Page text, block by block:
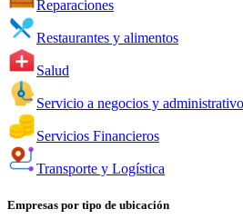
Reparaciones
Restaurantes y alimentos
Salud
Servicio a negocios y
Servicios Financieros
Transporte y Logística
Empresas por tipo de ubicación